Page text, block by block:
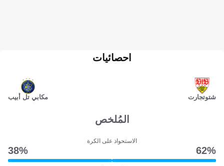
شتوتجارت
احصائيات
مكابي تل أبيب
المُلخص
الاستحواذ على الكرة
62‎%‎
38‎%‎